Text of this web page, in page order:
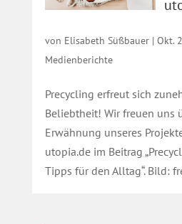
von Elisabeth Süßbauer| Okt.
Medienberichte
Precycling erfreut sich
Beliebtheit! Wir freuen uns
Erwähnung unseres
utopia.de im Beitrag
Tipps für den Alltag“. Bild: